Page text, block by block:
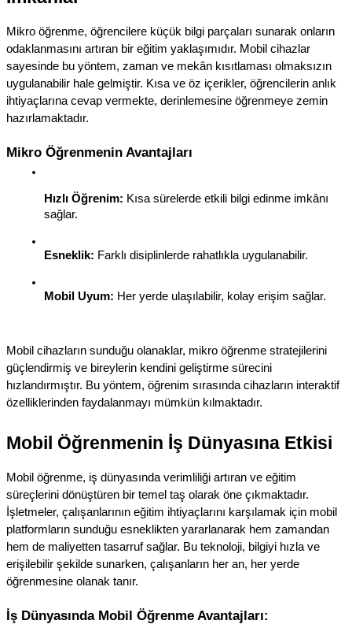
Mikro öğrenme, öğrencilere küçük bilgi parçaları sunarak onların
odaklanmasını artıran bir eğitim yaklaşımıdır. Mobil cihazlar
sayesinde bu yöntem, zaman ve mekân kısıtlaması olmaksızın
uygulanabilir hale gelmiştir. Kısa ve öz içerikler, öğrencilerin anlık
ihtiyaçlarına cevap vermekte, derinlemesine öğrenmeye zemin
hazırlamaktadır.
Mikro Öğrenmenin Avantajları
Hızlı Öğrenim: Kısa sürelerde etkili bilgi edinme imkânı
sağlar.
Esneklik: Farklı disiplinlerde rahatlıkla uygulanabilir.
Mobil Uyum: Her yerde ulaşılabilir, kolay erişim sağlar.
Mobil cihazların sunduğu olanaklar, mikro öğrenme stratejilerini
güçlendirmiş ve bireylerin kendini geliştirme sürecini
hızlandırmıştır. Bu yöntem, öğrenim sırasında cihazların interaktif
özelliklerinden faydalanmayı mümkün kılmaktadır.
Mobil Öğrenmenin İş Dünyasına Etkisi
Mobil öğrenme, iş dünyasında verimliliği artıran ve eğitim
süreçlerini dönüştüren bir temel taş olarak öne çıkmaktadır.
İşletmeler, çalışanlarının eğitim ihtiyaçlarını karşılamak için mobil
platformların sunduğu esneklikten yararlanarak hem zamandan
hem de maliyetten tasarruf sağlar. Bu teknoloji, bilgiyi hızla ve
erişilebilir şekilde sunarken, çalışanların her an, her yerde
öğrenmesine olanak tanır.
İş Dünyasında Mobil Öğrenme Avantajları: